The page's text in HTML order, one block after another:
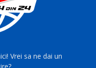
Vrei sa ne dai un